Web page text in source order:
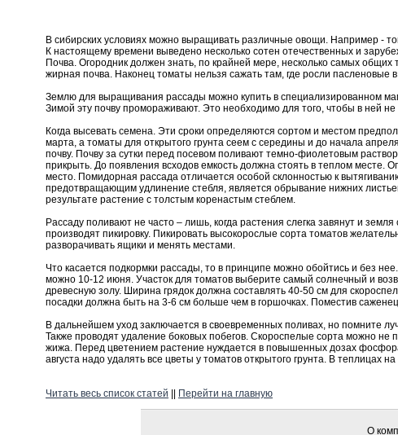
В сибирских условиях можно выращивать различные овощи. Например -
К настоящему времени выведено несколько сотен отечественных и
Почва. Огородник должен знать, по крайней мере, несколько самых
жирная почва. Наконец томаты нельзя сажать там, где росли пасленовые
Землю для выращивания рассады можно купить в специализированном
Зимой эту почву промораживают. Это необходимо для того, чтобы в ней
Когда высевать семена. Эти сроки определяются сортом и местом
марта, а томаты для открытого грунта сеем с середины и до начала
почву. Почву за сутки перед посевом поливают темно-фиолетовым
прикрыть. До появления всходов емкость должна стоять в теплом месте.
место. Помидорная рассада отличается особой склонностью к
предотвращающим удлинение стебля, является обрывание нижних
результате растение с толстым коренастым стеблем.
Рассаду поливают не часто – лишь, когда растения слегка завянут и
производят пикировку. Пикировать высокорослые сорта томатов
разворачивать ящики и менять местами.
Что касается подкормки рассады, то в принципе можно обойтись и без
можно 10-12 июня. Участок для томатов выберите самый солнечный и
древесную золу. Ширина грядок должна составлять 40-50 см для
посадки должна быть на 3-6 см больше чем в горшочках. Поместив
В дальнейшем уход заключается в своевременных поливах, но помните
Также проводят удаление боковых побегов. Скороспелые сорта можно
жижа. Перед цветением растение нуждается в повышенных дозах
августа надо удалять все цветы у томатов открытого грунта. В
Читать весь список статей Перейти на главную
О